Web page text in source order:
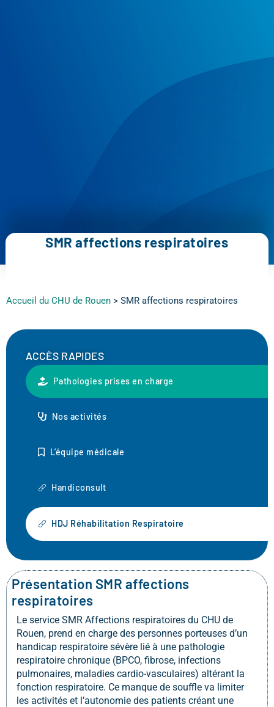
SMR affections respiratoires
Accueil du CHU de Rouen > SMR affections respiratoires
ACCÈS RAPIDES
Pathologies prises en charge
Nos activités
L’équipe médicale
Handiconsult
HDJ Réhabilitation Respiratoire
Présentation SMR affections
respiratoires
Le service SMR Affections respiratoires du CHU de
Rouen, prend en charge des personnes porteuses d’un
handicap respiratoire sévère lié à une pathologie
respiratoire chronique (BPCO, fibrose, infections
pulmonaires, maladies cardio-vasculaires) altérant la
fonction respiratoire. Ce manque de souffle va limiter
les activités et l’autonomie des patients créant une